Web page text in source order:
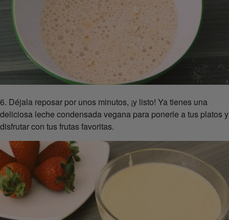
6. Déjala reposar por unos minutos, ¡y listo! Ya tienes una
deliciosa leche condensada vegana para ponerle a tus platos y
disfrutar con tus frutas favoritas.